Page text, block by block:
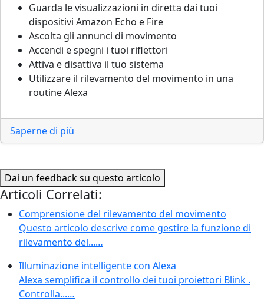
Guarda le visualizzazioni in diretta dai tuoi
dispositivi Amazon Echo e Fire
Ascolta gli annunci di movimento
Accendi e spegni i tuoi riflettori
Attiva e disattiva il tuo sistema
Utilizzare il rilevamento del movimento in una
routine Alexa
Saperne di più
Dai un feedback su questo articolo
Articoli Correlati:
Comprensione del rilevamento del movimento
Questo articolo descrive come gestire la funzione di
rilevamento del...…
Illuminazione intelligente con Alexa
Alexa semplifica il controllo dei tuoi proiettori Blink .
Controlla...…